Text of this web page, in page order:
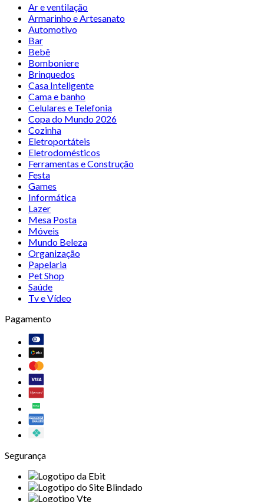
Ar e ventilação
Armarinho e Artesanato
Automotivo
Bar
Bebê
Bomboniere
Brinquedos
Casa Inteligente
Cama e banho
Celulares e Telefonia
Copa do Mundo 2026
Cozinha
Eletroportáteis
Eletrodomésticos
Ferramentas e Construção
Festa
Games
Informática
Lazer
Mesa Posta
Móveis
Mundo Beleza
Organização
Papelaria
Pet Shop
Saúde
Tv e Vídeo
Pagamento
Segurança